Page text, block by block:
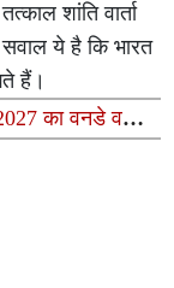
शांति वार्ता
ये है कि भारत
हैं।
का वनडे वर्ल्ड